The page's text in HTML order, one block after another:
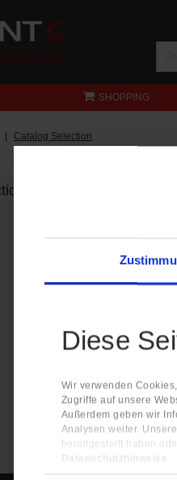
Diese
Wir verwenden
Zugriffe auf unsere
Außerdem geben wir
Analysen weiter.
bereitgestellt haben
Datenschutzhinweise
Impressum
SHOPPING
Catalog Selection